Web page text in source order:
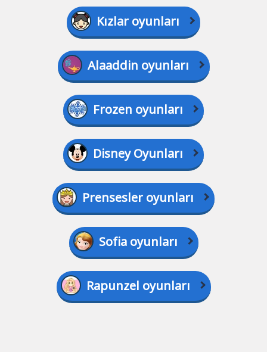
Kızlar oyunları
Alaaddin oyunları
Frozen oyunları
Disney Oyunları
Prensesler oyunları
Sofia oyunları
Rapunzel oyunları